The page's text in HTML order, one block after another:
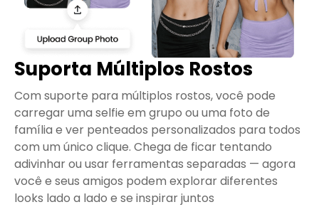
Suporta Múltiplos Rostos
Com suporte para múltiplos rostos, você pode
carregar uma selfie em grupo ou uma foto de
família e ver penteados personalizados para todos
com um único clique. Chega de ficar tentando
adivinhar ou usar ferramentas separadas — agora
você e seus amigos podem explorar diferentes
looks lado a lado e se inspirar juntos